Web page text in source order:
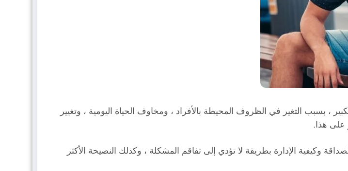
، بسبب التغير في الظروف المحيطة بالأفراد ، ومخاوف الحياة اليومية ، وتغيير
على هذا.
وكيفية الإدارة بطريقة لا تؤدي إلى تفاقم المشكلة ، وكذلك النصيحة الأكثر